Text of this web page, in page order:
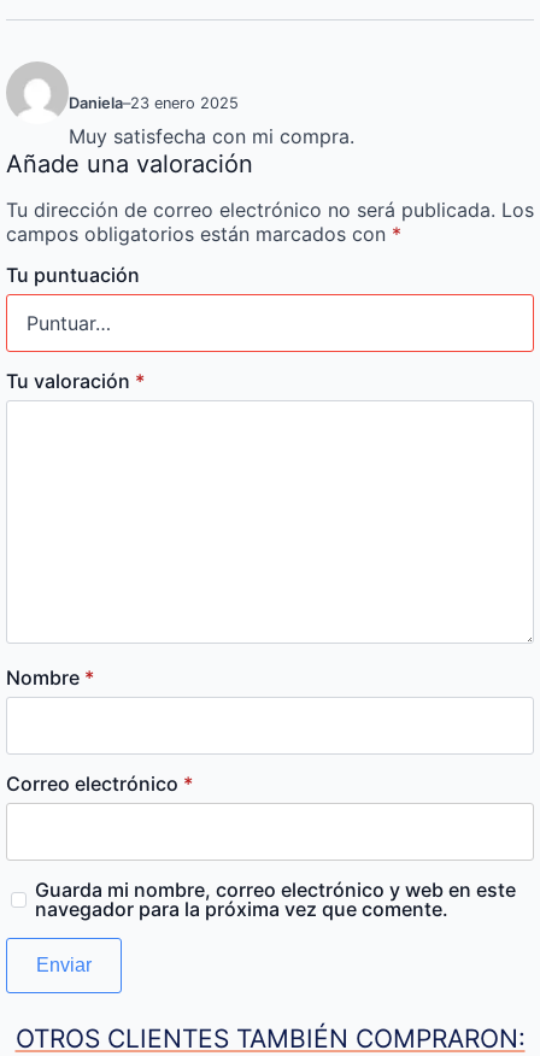
Daniela–23 enero 2025
Muy satisfecha con mi compra.
Añade una valoración
Tu dirección de correo electrónico no será publicada. Los
campos obligatorios están marcados con *
Tu puntuación
Tu valoración *
Nombre *
Correo electrónico *
Guarda mi nombre, correo electrónico y web en este
navegador para la próxima vez que comente.
OTROS CLIENTES TAMBIÉN COMPRARON: